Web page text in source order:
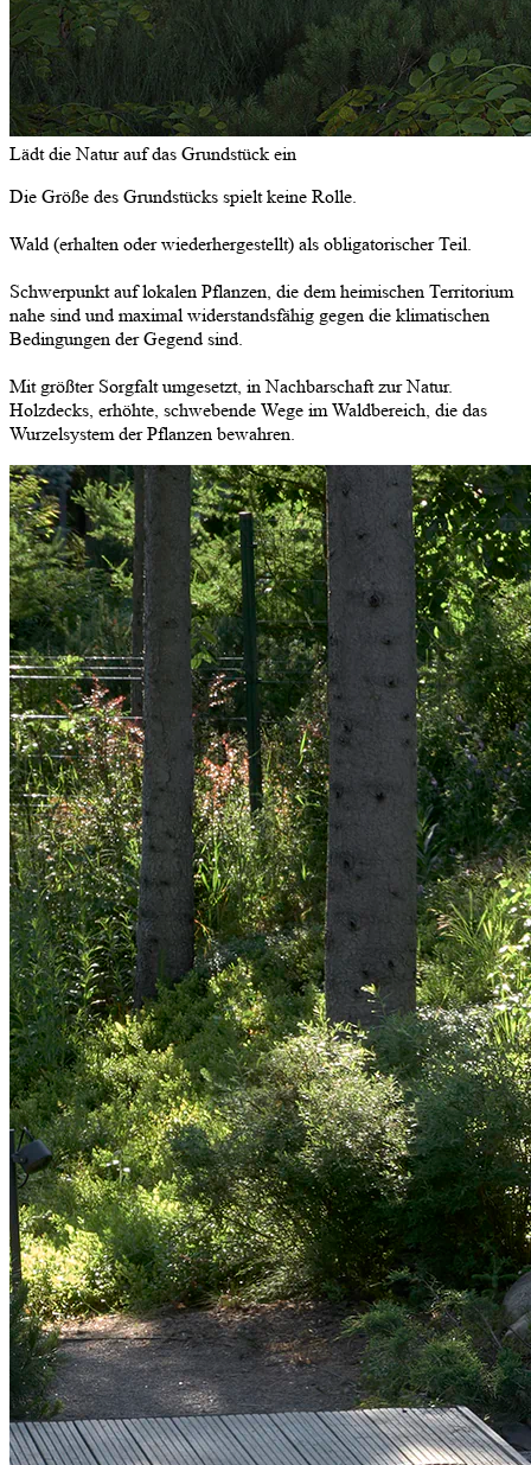
Lädt die Natur auf das Grundstück ein
Die Größe des Grundstücks spielt keine Rolle.
Wald (erhalten oder wiederhergestellt) als obligatorischer Teil.
Schwerpunkt auf lokalen Pflanzen, die dem heimischen Territorium
nahe sind und maximal widerstandsfähig gegen die klimatischen
Bedingungen der Gegend sind.
Mit größter Sorgfalt umgesetzt, in Nachbarschaft zur Natur.
Holzdecks, erhöhte, schwebende Wege im Waldbereich, die das
Wurzelsystem der Pflanzen bewahren.